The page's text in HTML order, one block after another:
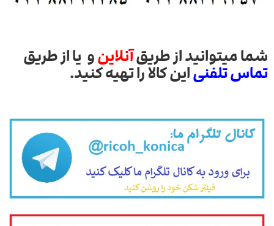
شما میتوانید از طریقآنلاینو یا از طریق
تماس تلفنیاین کالا را تهیه کنید.